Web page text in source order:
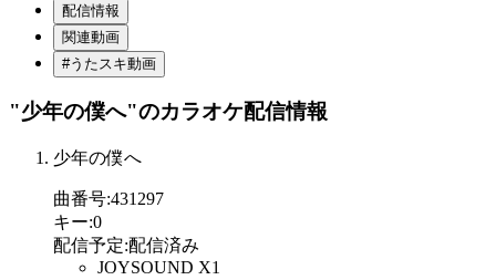
配信情報
関連動画
#うたスキ動画
"少年の僕へ"のカラオケ配信情報
少年の僕へ
曲番号:431297
キー:0
配信予定:配信済み
JOYSOUND X1